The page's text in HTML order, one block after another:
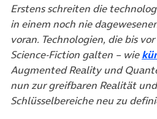
Erstens schreiten die
in einem noch nie
voran. Technologien, die bis
Science-Fiction galten – wie
Augmented Reality und
nun zur greifbaren Realität
Schlüsselbereiche neu zu